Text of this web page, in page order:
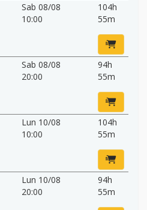
Sab 08/08
10:00
104h
55m
Sab 08/08
20:00
94h
55m
Lun 10/08
10:00
104h
55m
Lun 10/08
20:00
94h
55m